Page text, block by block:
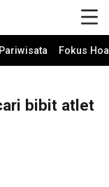
Pariwisata Fokus
bibit atlet